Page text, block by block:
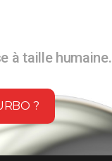
à taille humaine.
?